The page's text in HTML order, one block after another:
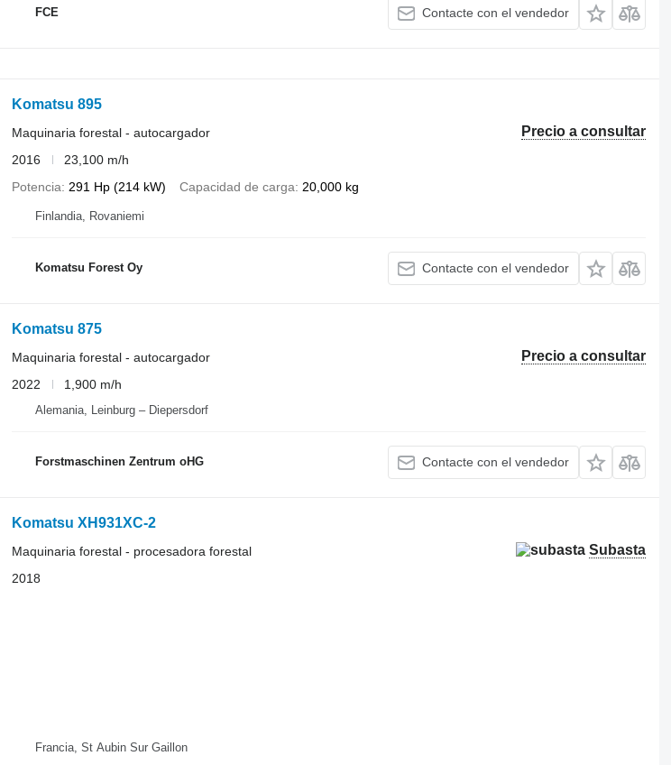
FCE Contacte con el vendedor
Komatsu 895
Precio a consultar
Maquinaria forestal - autocargador
2016
23,100 m/h
Potencia
291 Hp (214 kW) Capacidad de carga 20,000 kg
Finlandia, Rovaniemi
Komatsu Forest Oy Contacte con el vendedor
Komatsu 875
Precio a consultar
Maquinaria forestal - autocargador
2022
1,900 m/h
Alemania, Leinburg – Diepersdorf
Forstmaschinen Zentrum oHG Contacte con el vendedor
Komatsu XH931XC-2
Subasta
Maquinaria forestal - procesadora forestal
2018
Francia, St Aubin Sur Gaillon